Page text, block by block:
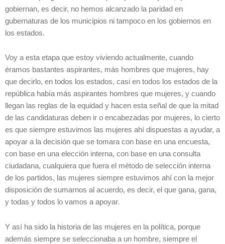
gobiernan, es decir, no hemos alcanzado la paridad en
gubernaturas de los municipios ni tampoco en los gobiernos en
los estados.
Voy a esta etapa que estoy viviendo actualmente, cuando
éramos bastantes aspirantes, más hombres que mujeres, hay
que decirlo, en todos los estados, casi en todos los estados de la
república había más aspirantes hombres que mujeres, y cuando
llegan las reglas de la equidad y hacen esta señal de que la mitad
de las candidaturas deben ir o encabezadas por mujeres, lo cierto
es que siempre estuvimos las mujeres ahí dispuestas a ayudar, a
apoyar a la decisión que se tomara con base en una encuesta,
con base en una elección interna, con base en una consulta
ciudadana, cualquiera que fuera el método de selección interna
de los partidos, las mujeres siempre estuvimos ahí con la mejor
disposición de sumarnos al acuerdo, es decir, el que gana, gana,
y todas y todos lo vamos a apoyar.
Y así ha sido la historia de las mujeres en la política, porque
además siempre se seleccionaba a un hombre, siempre el